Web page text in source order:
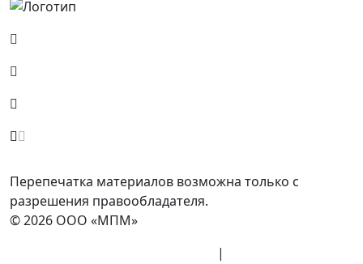
Перепечатка материалов возможна только с
разрешения правообладателя.
© 2026 ООО «МПМ»
|